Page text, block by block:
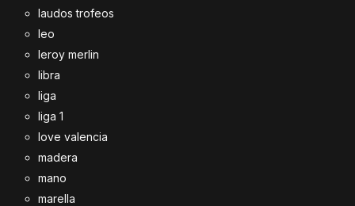
laudos trofeos
leo
leroy merlin
libra
liga
liga 1
love valencia
madera
mano
marella